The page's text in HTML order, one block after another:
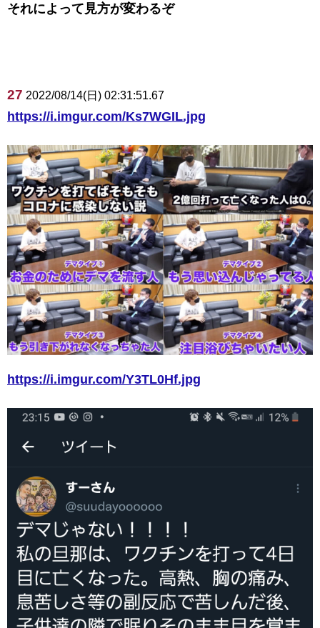
それによって見方が変わるぞ
27 2022/08/14(日) 02:31:51.67
https://i.imgur.com/Ks7WGIL.jpg
https://i.imgur.com/Y3TL0Hf.jpg